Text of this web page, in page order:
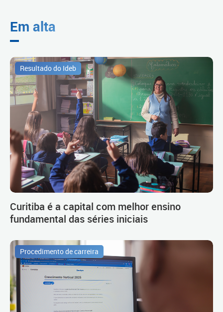
Em alta
Resultado do Ideb
Curitiba é a capital com melhor ensino
fundamental das séries iniciais
Procedimento de carreira